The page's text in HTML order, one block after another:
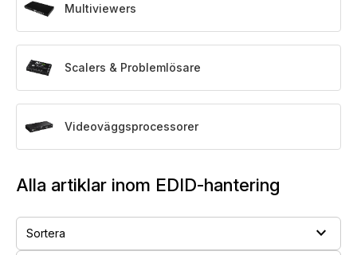
Multiviewers
Scalers & Problemlösare
Videoväggsprocessorer
Alla artiklar inom EDID-hantering
Sortera expand_more